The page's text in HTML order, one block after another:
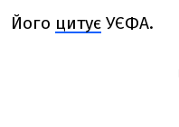
Його цитує УЄФА.